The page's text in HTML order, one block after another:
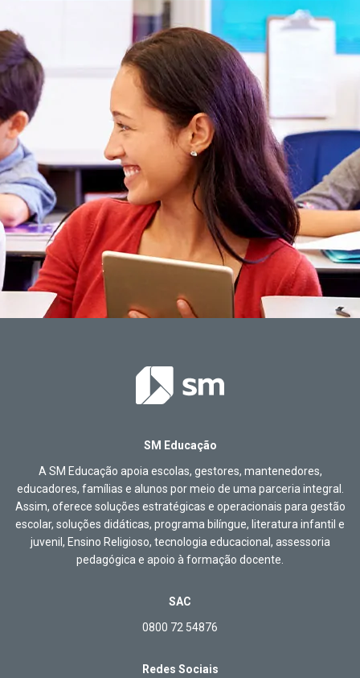
SM Educação
A SM Educação apoia escolas, gestores, mantenedores,
educadores, famílias e alunos por meio de uma parceria integral.
Assim, oferece soluções estratégicas e operacionais para gestão
escolar, soluções didáticas, programa bilíngue, literatura infantil e
juvenil, Ensino Religioso, tecnologia educacional, assessoria
pedagógica e apoio à formação docente.
SAC
0800 72 54876
Redes Sociais